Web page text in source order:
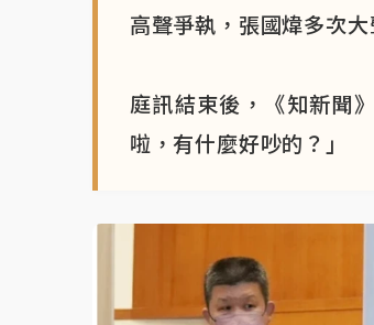
高聲爭執，張國煒多次
庭訊結束後，《知新聞
啦，有什麼好吵的？」